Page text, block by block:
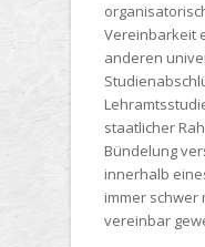
Vereinbarkeit
anderen
staatlicher
Bündelung
innerhalb
immer schwer
vereinbar